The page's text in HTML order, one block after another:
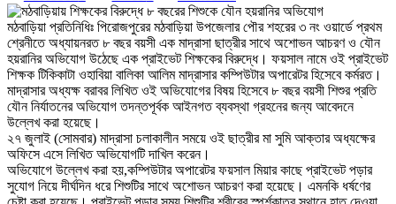
মঠবাড়িয়া প্রতিনিধিঃ পিরোজপুরের মঠবাড়িয়া উপজেলার পৌর শহরের ৩ নং ওয়ার্ডে প্রথম
শ্রেনীতে অধ্যায়নরত ৮ বছর বয়সী এক মাদ্রাসা ছাত্রীর সাথে অশোভন আচরণ ও যৌন
হয়রানির অভিযোগ উঠেছে এক প্রাইভেট শিক্ষকের বিরুদ্ধে। ফয়সাল নামে ওই প্রাইভেট
শিক্ষক টিকিকাটা ওহাবিয়া বালিকা আলিম মাদ্রাসার কম্পিউটার অপারেটর হিসেবে কর্মরত।
মাদ্রাসার অধ্যক্ষ বরাবর লিখিত ওই অভিযোগের বিষয় হিসেবে ৮ বছর বয়সী শিশুর প্রতি
যৌন নির্যাতনের অভিযোগ তদন্তপূর্বক আইনগত ব্যবস্থা গ্রহনের জন্য আবেদনে
উল্লেখ করা হয়েছে।
২৭ জুলাই (সোমবার) মাদ্রাসা চলাকালীন সময়ে ওই ছাত্রীর মা সুমি আক্তার অধ্যক্ষের
অফিসে এসে লিখিত অভিযোগটি দাখিল করেন।
অভিযোগে উল্লেখ করা হয়,কম্পিউটার অপারেটর ফয়সাল মিয়ার কাছে প্রাইভেট পড়ার
সুযোগ নিয়ে দীর্ঘদিন ধরে শিশুটির সাথে অশোভন আচরণ করা হয়েছে। এমনকি ধর্ষণের